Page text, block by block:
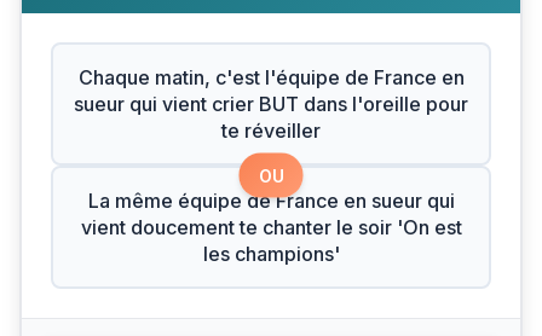
Chaque matin, c'est l'équipe de France en
sueur qui vient crier BUT dans l'oreille pour
te réveiller
OU
La même équipe de France en sueur qui
vient doucement te chanter le soir 'On est
les champions'